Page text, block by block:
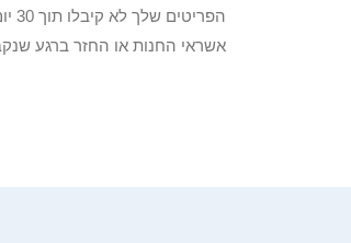
אשראי החנות או החזר ברגע